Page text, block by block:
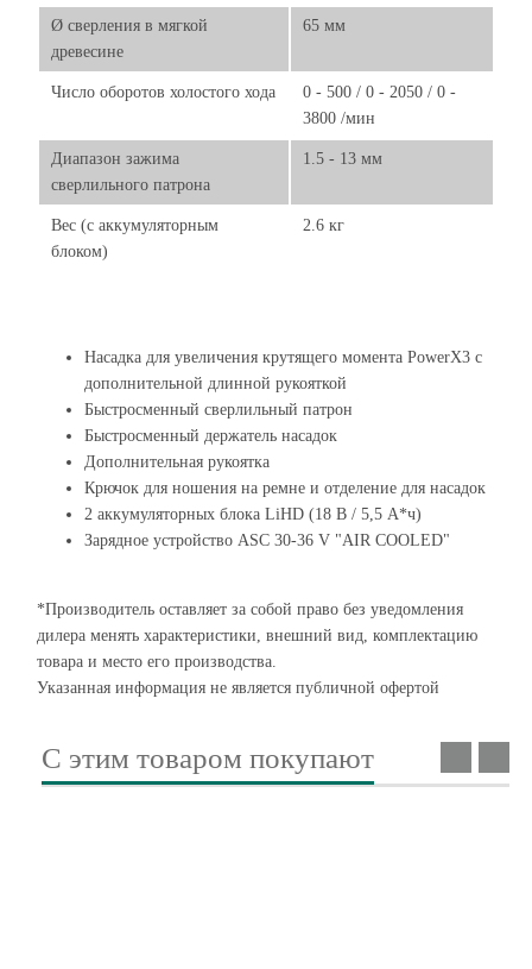
Ø сверления в мягкой
древесине
65 мм
Число оборотов холостого хода
0 - 500 / 0 - 2050 / 0 -
3800 /мин
Диапазон зажима
сверлильного патрона
1.5 - 13 мм
Вес (с аккумуляторным
блоком)
2.6 кг
Насадка для увеличения крутящего момента PowerX3 с
дополнительной длинной рукояткой
Быстросменный сверлильный патрон
Быстросменный держатель насадок
Дополнительная рукоятка
Крючок для ношения на ремне и отделение для насадок
2 аккумуляторных блока LiHD (18 В / 5,5 А*ч)
Зарядное устройство ASC 30-36 V "AIR COOLED"
*Производитель оставляет за собой право без уведомления
дилера менять характеристики, внешний вид, комплектацию
товара и место его производства.
Указанная информация не является публичной офертой
С этим товаром покупают